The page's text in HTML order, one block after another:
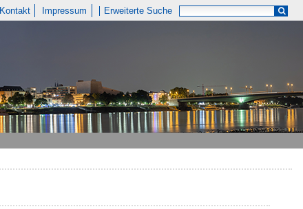
Kontakt Impressum Erweiterte Suche